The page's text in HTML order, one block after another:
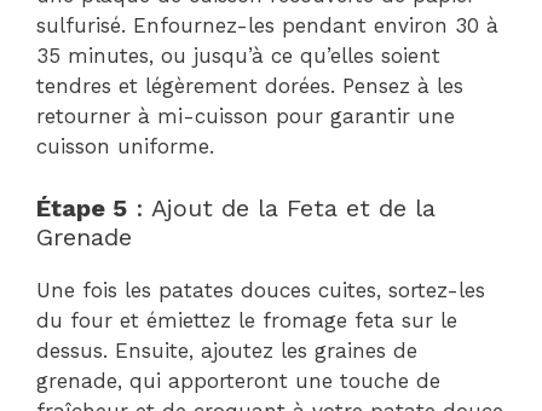
sulfurisé. Enfournez-les pendant environ 30 à
35 minutes, ou jusqu’à ce qu’elles soient
tendres et légèrement dorées. Pensez à les
retourner à mi-cuisson pour garantir une
cuisson uniforme.
Étape 5 : Ajout de la Feta et de la
Grenade
Une fois les patates douces cuites, sortez-les
du four et émiettez le fromage feta sur le
dessus. Ensuite, ajoutez les graines de
grenade, qui apporteront une touche de